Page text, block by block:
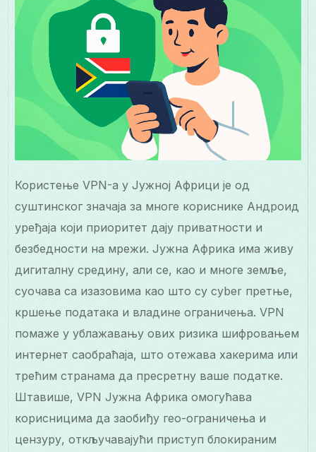
Користење VPN-а у Јужној Африци је од
суштинског значаја за многе кориснике Андроид
уређаја који приоритет дају приватности и
безбедности на мрежи. Јужна Африка има живу
дигиталну средину, али се, као и многе земље,
суочава са изазовима као што су cyber претње,
кршење података и владине ограничења. VPN
помаже у ублажавању ових ризика шифровањем
интернет саобраћаја, што отежава хакерима или
трећим странама да пресретну ваше податке.
Штавише, VPN Јужна Африка омогућава
корисницима да заобиђу гео-ограничења и
цензуру, откључавајући приступ блокираним